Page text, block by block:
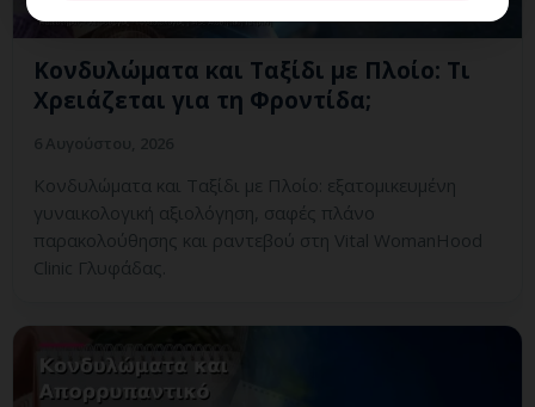
Κονδυλώματα και Ταξίδι με Πλοίο: Τι
Χρειάζεται για τη Φροντίδα;
Κονδυλώματα και Ταξίδι με Πλοίο: εξατομικευμένη
γυναικολογική αξιολόγηση, σαφές πλάνο
παρακολούθησης και ραντεβού στη Vital WomanHood
Clinic Γλυφάδας.